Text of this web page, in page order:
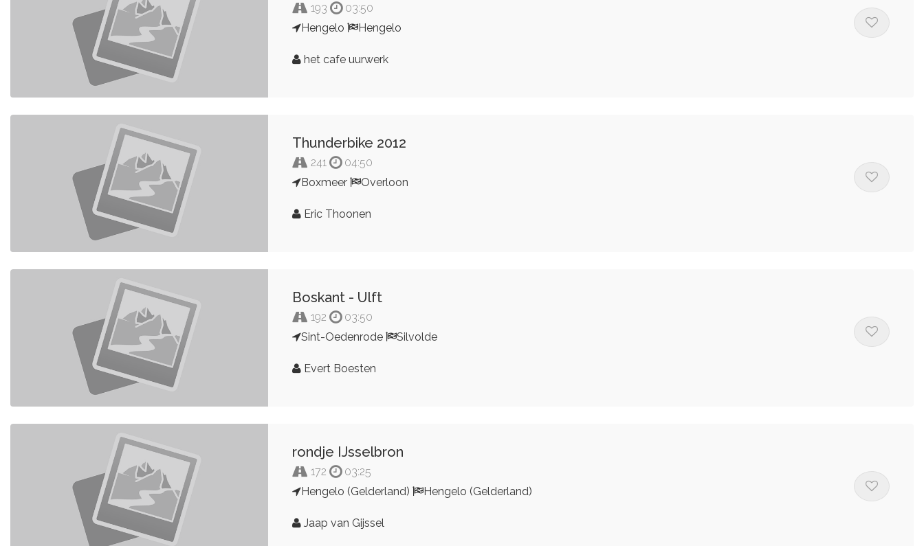
193
03:50
Hengelo
Hengelo
het cafe uurwerk
Thunderbike 2012
241
04:50
Boxmeer
Overloon
Eric Thoonen
Boskant - Ulft
192
03:50
Sint-Oedenrode
Silvolde
Evert Boesten
rondje IJsselbron
172
03:25
Hengelo (Gelderland)
Hengelo (Gelderland)
Jaap van Gijssel